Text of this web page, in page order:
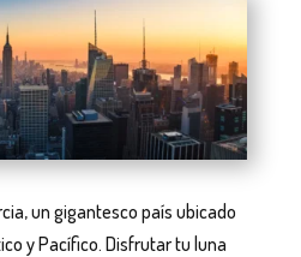
un gigantesco país ubicado
y Pacífico. Disfrutar tu luna